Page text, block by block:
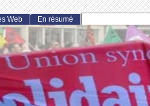
Web En résumé